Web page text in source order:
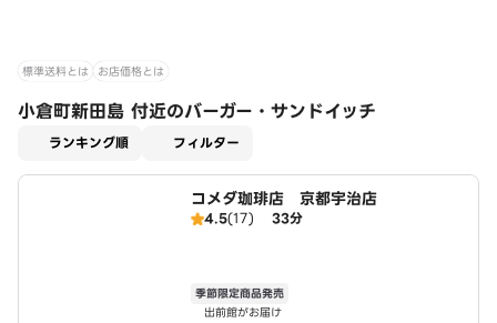
標準送料とは お店価格とは
小倉町新田島 付近のバーガー・サンドイッチ
ランキング順 フィルター
コメダ珈琲店 京都宇治店
4.5(17) 33分
季節限定商品発売
出前館がお届け